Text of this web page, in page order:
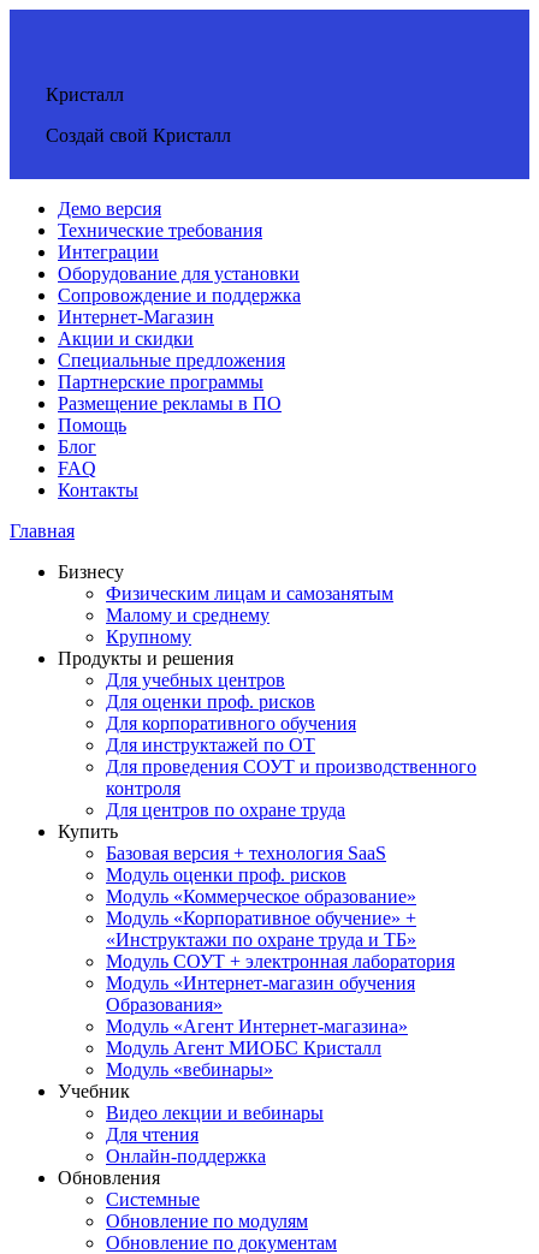
Кристалл
Создай свой Кристалл
Демо версия
Технические требования
Интеграции
Оборудование для установки
Сопровождение и поддержка
Интернет-Магазин
Акции и скидки
Специальные предложения
Партнерские программы
Размещение рекламы в ПО
Помощь
Блог
FAQ
Контакты
Главная
Бизнесу
Физическим лицам и самозанятым
Малому и среднему
Крупному
Продукты и решения
Для учебных центров
Для оценки проф. рисков
Для корпоративного обучения
Для инструктажей по ОТ
Для проведения СОУТ и производственного
контроля
Для центров по охране труда
Купить
Базовая версия + технология SaaS
Модуль оценки проф. рисков
Модуль «Коммерческое образование»
Модуль «Корпоративное обучение» +
«Инструктажи по охране труда и ТБ»
Модуль СОУТ + электронная лаборатория
Модуль «Интернет-магазин обучения
Образования»
Модуль «Агент Интернет-магазина»
Модуль Агент МИОБС Кристалл
Модуль «вебинары»
Учебник
Видео лекции и вебинары
Для чтения
Онлайн-поддержка
Обновления
Системные
Обновление по модулям
Обновление по документам